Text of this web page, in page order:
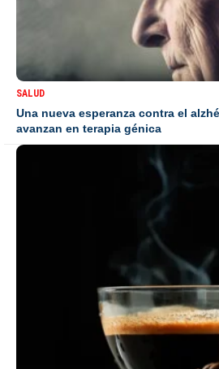
SALUD
Una nueva esperanza contra el
avanzan en terapia génica